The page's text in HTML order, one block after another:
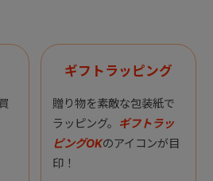
ギフトラッピング
贈り物を素敵な包装紙で
ラッピング。 ギフトラッ
ピングOKのアイコンが目
印！